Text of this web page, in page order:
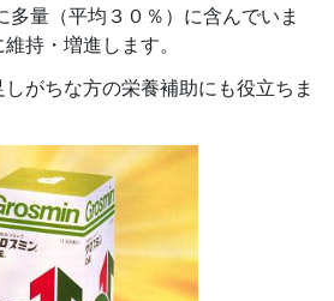
多量（平均３０％）に含んでいま
持・増進します。
がちな方の栄養補助にも役立ちま